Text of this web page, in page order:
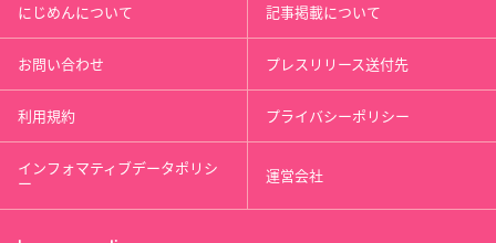
にじめんについて 記事掲載について
お問い合わせ プレスリリース送付先
利用規約 プライバシーポリシー
インフォマティブデータポリシ
ー 運営会社